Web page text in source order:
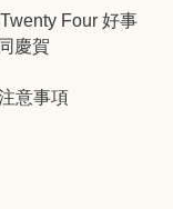
Four 好事
慶賀
意事項